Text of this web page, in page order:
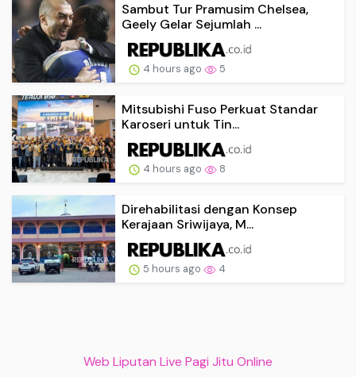
Sambut Tur Pramusim Chelsea,
Geely Gelar Sejumlah ...
4 hours ago 5
Mitsubishi Fuso Perkuat Standar
Karoseri untuk Tin...
4 hours ago 8
Direhabilitasi dengan Konsep
Kerajaan Sriwijaya, M...
5 hours ago 4
Web Liputan Live Pagi Jitu Online